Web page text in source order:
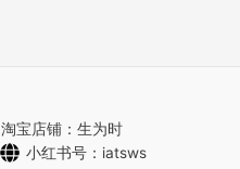
淘宝店铺：生为时
小红书号：iatsws